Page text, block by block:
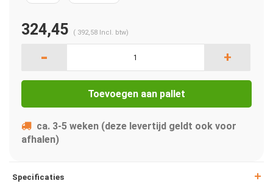
324,45 ( 392,58 Incl. btw)
- +
Toevoegen aan pallet
ca. 3-5 weken (deze levertijd geldt ook voor
afhalen)
Specificaties